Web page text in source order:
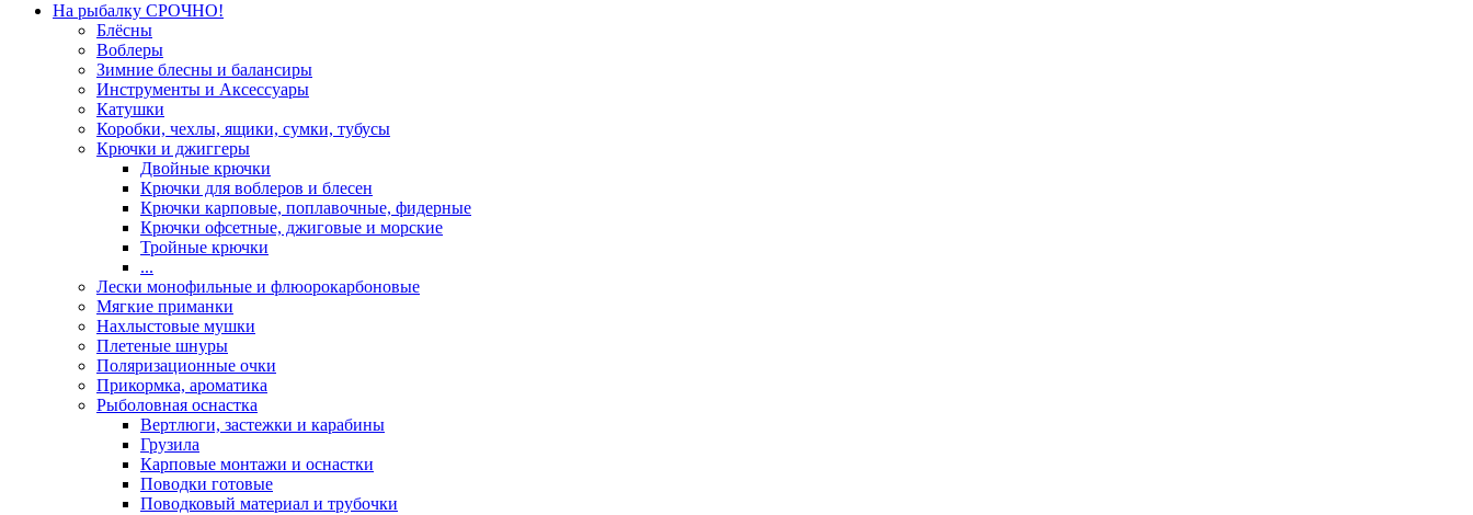
На рыбалку СРОЧНО!
Блёсны
Воблеры
Зимние блесны и балансиры
Инструменты и Аксессуары
Катушки
Коробки, чехлы, ящики, сумки, тубусы
Крючки и джиггеры
Двойные крючки
Крючки для воблеров и блесен
Крючки карповые, поплавочные, фидерные
Крючки офсетные, джиговые и морские
Тройные крючки
...
Лески монофильные и флюорокарбоновые
Мягкие приманки
Нахлыстовые мушки
Плетеные шнуры
Поляризационные очки
Прикормка, ароматика
Рыболовная оснастка
Вертлюги, застежки и карабины
Грузила
Карповые монтажи и оснастки
Поводки готовые
Поводковый материал и трубочки